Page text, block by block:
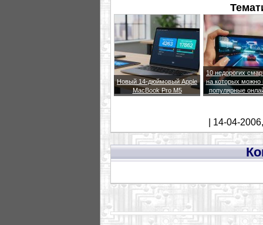
Новый 14-дюймовый Apple
MacBook Pro M5
10 недорогих
на которых можно
популярные
| 14-04-